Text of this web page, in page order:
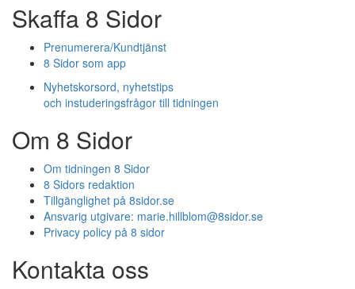
Skaffa 8 Sidor
Prenumerera/Kundtjänst
8 Sidor som app
Nyhetskorsord, nyhetstips
och instuderingsfrågor till tidningen
Om 8 Sidor
Om tidningen 8 Sidor
8 Sidors redaktion
Tillgänglighet på 8sidor.se
Ansvarig utgivare: marie.hillblom@8sidor.se
Privacy policy på 8 sidor
Kontakta oss